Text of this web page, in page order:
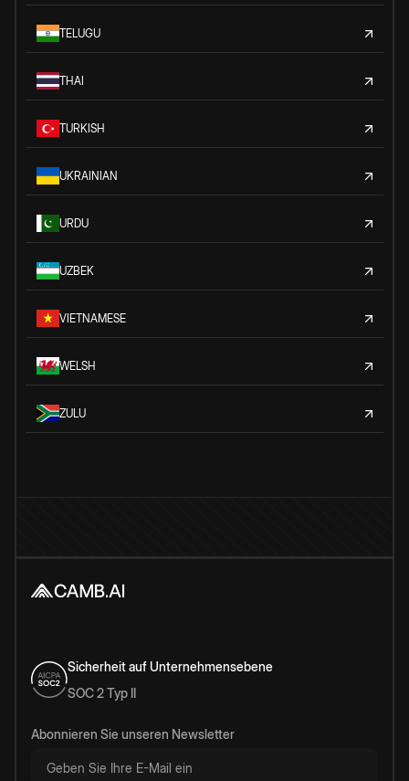
TELUGU
THAI
TURKISH
UKRAINIAN
URDU
UZBEK
VIETNAMESE
WELSH
ZULU
Sicherheit auf Unternehmensebene
SOC 2 Typ II
Abonnieren Sie unseren Newsletter